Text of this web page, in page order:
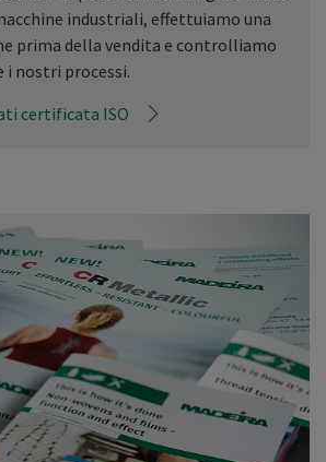
industriali, effettuiamo una
prima della vendita e controlliamo
nostri processi.
certificata ISO